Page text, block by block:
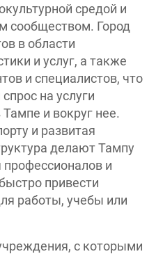
средой и
сообществом. Город
в области
и услуг, а также
и специалистов, что
на услуги
и вокруг нее.
и развитая
делают Тампу
и
привести
работы, учебы или
с которыми